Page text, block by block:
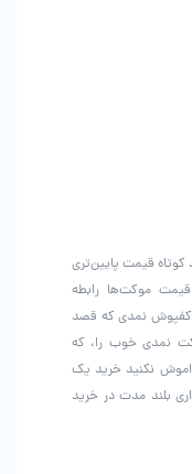
قیمت پایین‌تری
موکت‌ها رابطه
کفپوش نمدی که قصد
نمدی خوب را، که
نکنید خرید یک
بلند مدت در خرید